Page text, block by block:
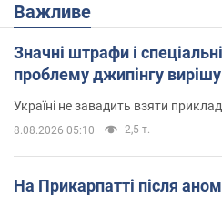
Важливе
Значні штрафи і
проблему джипінгу
Україні не завадить взяти
8.08.2026 05:10 2,5 т.
На Прикарпатті після